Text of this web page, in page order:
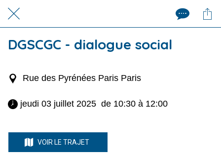
DGSCGC - dialogue social
Rue des Pyrénées Paris Paris
jeudi 03 juillet 2025  de 10:30 à 12:00
VOIR LE TRAJET